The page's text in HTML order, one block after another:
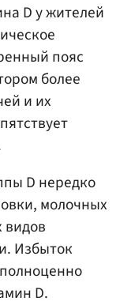
D у жителей
пояс
более
и их
D нередко
молочных
видов
Избыток
D.